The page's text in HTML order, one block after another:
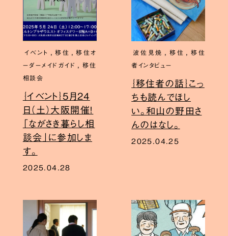
イベント 移住 移住オ
ーダーメイドガイド 移住
相談会
｛イベント｝5月24
日（土）大阪開催！
「ながさき暮らし相
談会」に参加しま
す。
2025.04.28
波佐見焼 移住 移住
者インタビュー
｛移住者の話｝こっ
ちも読んでほし
い。和山の野田さ
んのはなし。
2025.04.25